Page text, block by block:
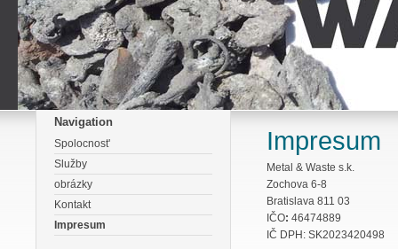
Navigation
Spolocnost'
Služby
obrázky
Kontakt
Impresum
Impresum
Metal & Waste s.k.
Zochova 6-8
Bratislava 811 03
IČO: 46474889
IČ DPH: SK2023420498